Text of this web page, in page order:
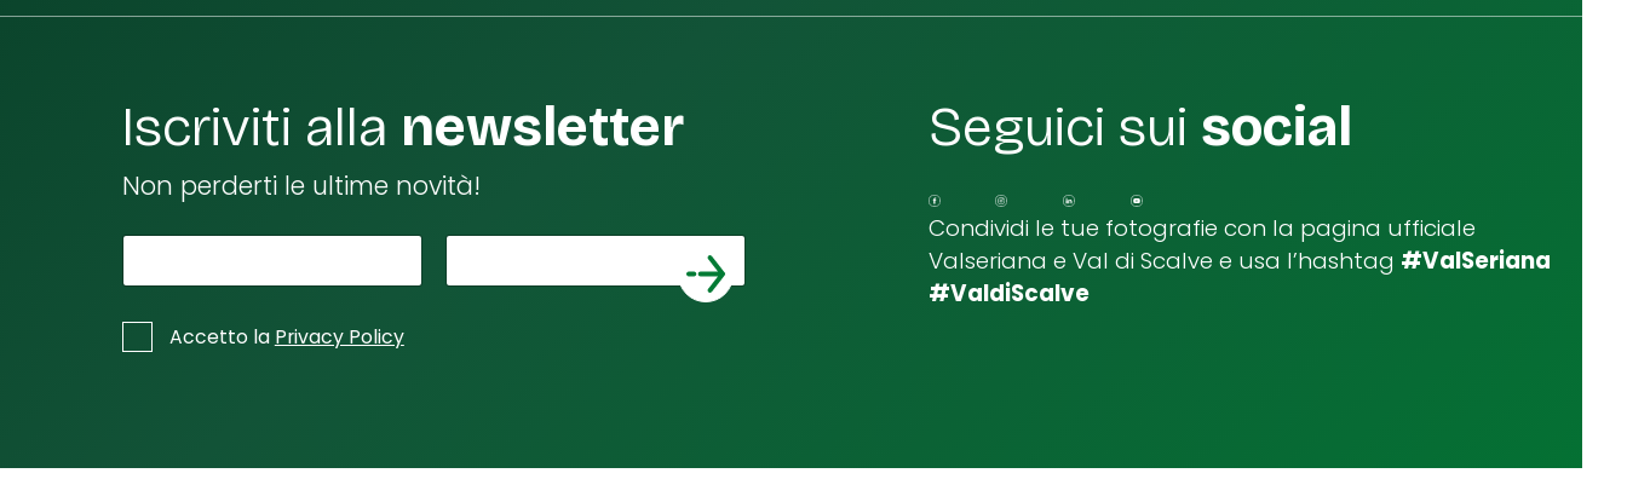
Iscriviti alla newsletter
Non perderti le ultime novità!
m
C
a
e
* Accetto la Privacy Policy
Seguici sui social
Condividi le tue fotografie con la pagina ufficiale
Valseriana e Val di Scalve e usa l’hashtag #ValSeriana
#ValdiScalve